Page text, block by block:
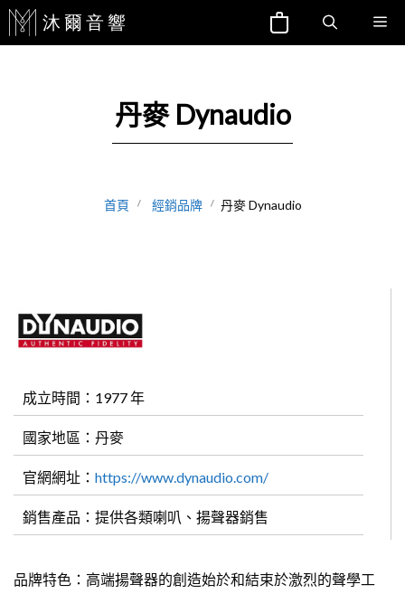
跳
至
丹麥 Dynaudio
首頁 經銷品牌 丹麥 Dynaudio
成立時間：1977 年
國家地區：丹麥
官網網址： https://www.dynaudio.com/
銷售產品：提供各類喇叭、揚聲器銷售
品牌特色：高端揚聲器的創造始於和結束於激烈的聲學工